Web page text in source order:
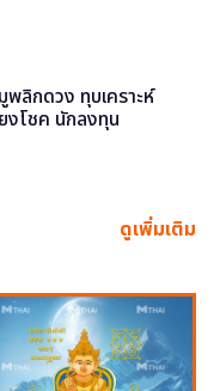
พลิกดวง ทุบเคราะห์
ยงโชค นักลงทุน
ดูเพิ่มเติม